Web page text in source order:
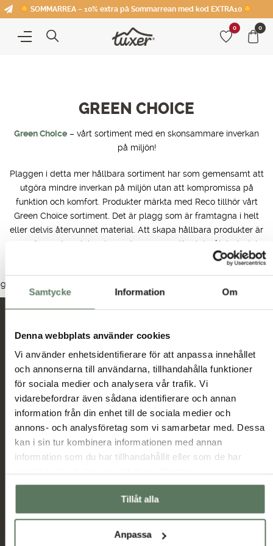
Samtycke Information Om
Denna webbplats använder cookies
Vi använder enhetsidentifierare för att anpassa innehållet
och annonserna till användarna, tillhandahålla funktioner
för sociala medier och analysera vår trafik. Vi
vidarebefordrar även sådana identifierare och annan
information från din enhet till de sociala medier och
annons- och analysföretag som vi samarbetar med. Dessa
kan i sin tur kombinera informationen med annan
information som du har tillhandahållit eller som de har
Tillåt alla
Anpassa
SOMMARREA – 10% extra på Sommarrean med kod EXTRA10
0 0
GREEN CHOICE
Green Choice – vårt sortiment med en skonsammare inverkan
på miljön!
Plaggen i detta mer hållbara sortiment har som gemensamt att
utgöra mindre inverkan på miljön utan att kompromissa på
funktion och komfort. Produkter märkta med Reco tillhör vårt
Green Choice sortiment. Det är plagg som är framtagna i helt
eller delvis återvunnet material. Att skapa hållbara produkter är
en spännande och inspirerande process, där slutmålet givetvis
är att hela Tuxers sortiment ska vara av en grönare karaktär.
produkter hittades som motsvarar ditt val.
Herr
Miljö & hållbarhet
Ambassadörer
Samarbetspartners
Jag har tagit del av hur Tuxer hanterar
uppgifterna som hämtas in via formuläret och jag
godkänner behandlingen enligt
Skicka